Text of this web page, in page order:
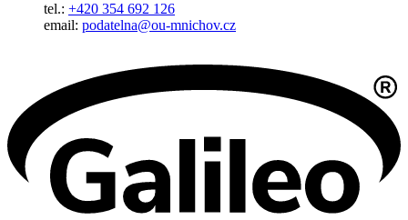
tel.: +420 354 692 126
email: podatelna@ou-mnichov.cz